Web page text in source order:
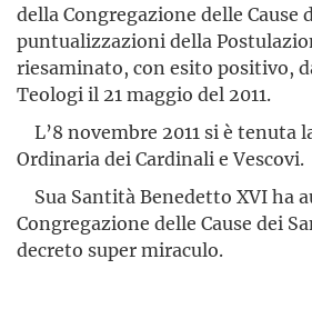
della Congre­gazione delle Cause
puntualizzazioni della
riesaminato, con esito positivo,
Teologi il 21 maggio del 2011.
L’8 novembre 2011 si è tenuta
Ordinaria dei Cardinali e Vescovi.
Sua Santità Benedetto XVI ha
Congregazione delle Cause dei
decreto super miraculo.